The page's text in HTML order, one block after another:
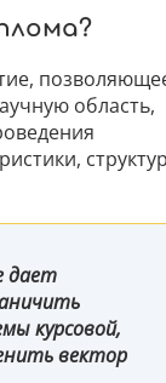
область,
дает
курсовой,
вектор